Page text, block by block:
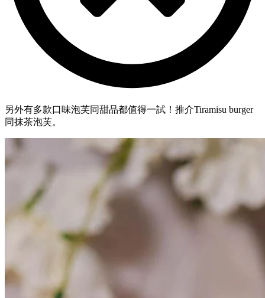
另外有多款口味泡芙同甜品都值得一試！推介Tiramisu burger
同抹茶泡芙。